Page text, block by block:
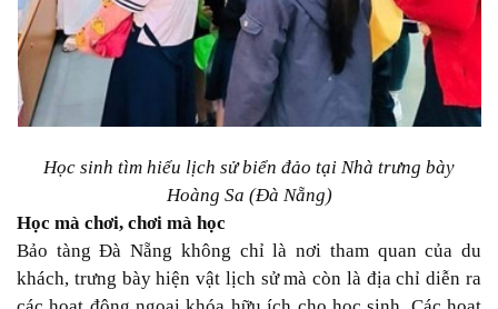
Học sinh tìm hiểu lịch sử biển đảo tại Nhà trưng bày
Hoàng Sa (Đà Nẵng)
Học mà chơi, chơi mà học
Bảo tàng Đà Nẵng không chỉ là nơi tham quan của du
khách, trưng bày hiện vật lịch sử mà còn là địa chỉ diễn ra